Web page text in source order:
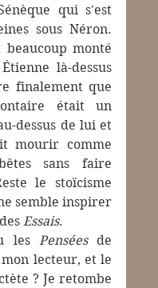
qui s'est
sous Néron.
monté
là-dessus
finalement que
était un
dessus de lui et
mourir comme
sans faire
le stoïcisme
semble inspirer
Essais.
les Pensées de
? Je retombe